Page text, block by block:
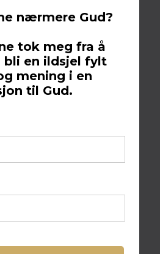
å mette de fem tusen
i dagens verden
nærmere Gud?
tok meg fra å
en ildsjel fylt
mening i en
til Gud.